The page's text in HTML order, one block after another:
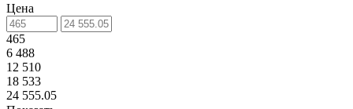
Цена
465
6 488
12 510
18 533
24 555.05